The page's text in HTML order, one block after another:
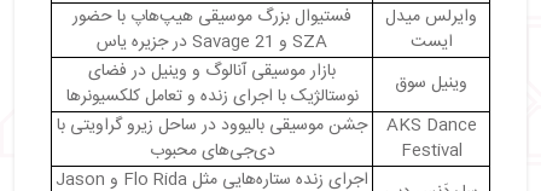
・جشنواره گلفود (2025 Gulfood)
جدول خلاصه فستیوال‌ها
・کنسرت‌های هنرمندان ایرانی در دبی سال ۲۰۲۵
・سایر فستیوال‌های دبی در سال ۲۰۲۵
・ با آریاکیاسفر، دبی را متفاوت تجربه کنید!
وایرلس میدل
ایست
فستیوال بزرگ موسیقی هیپ‌هاپ با حضور
SZA و 21 Savage در جزیره یاس
وینیل سوق
بازار موسیقی آنالوگ و وینیل در فضای
نوستالژیک با اجرای زنده و تعامل کلکسیونرها
AKS Dance
Festival
جشن موسیقی بالیوود در ساحل زیرو گراویتی با
دی‌جی‌های محبوب
اجرای زنده ستاره‌هایی مثل Flo Rida و Jason